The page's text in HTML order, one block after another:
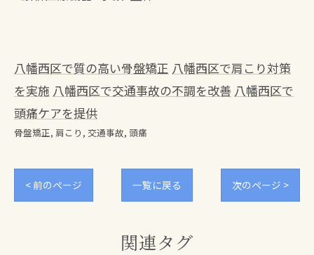
八幡西区で質の高い骨盤矯正 八幡西区で肩こり対策
を実施 八幡西区で交通事故の不調を改善 八幡西区で
頭痛ケアを提供
骨盤矯正 肩こり 交通事故 頭痛
< 前のページ 一覧に戻る 次のページ >
関連タグ